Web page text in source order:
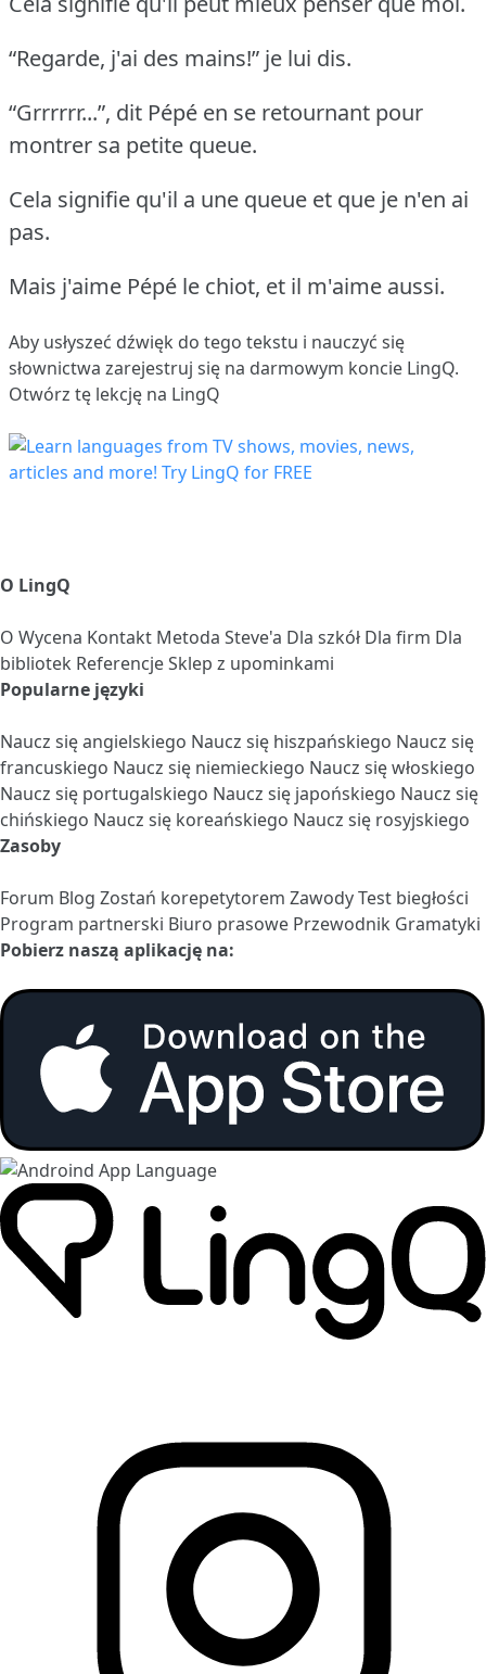
“Regarde, j'ai des mains!” je lui dis.
“Grrrrrr...”, dit Pépé en se retournant pour
montrer sa petite queue.
Cela signifie qu'il a une queue et que je n'en ai
pas.
Mais j'aime Pépé le chiot, et il m'aime aussi.
Aby usłyszeć dźwięk do tego tekstu i nauczyć się
słownictwa zarejestruj się na darmowym koncie LingQ.
Otwórz tę lekcję na LingQ
O LingQ
O Wycena Kontakt Metoda Steve'a Dla szkół Dla firm Dla
bibliotek ReferencjeSklep z upominkami
Popularne języki
Naucz się angielskiego Naucz się hiszpańskiego Naucz się
francuskiego Naucz się niemieckiego Naucz się włoskiego
Naucz się portugalskiego Naucz się japońskiego Naucz się
chińskiego Naucz się koreańskiego Naucz się rosyjskiego
Zasoby
Forum Blog Zostań korepetytorem ZawodyTest biegłości
Program partnerski Biuro prasowe Przewodnik Gramatyki
Pobierz naszą aplikację na: